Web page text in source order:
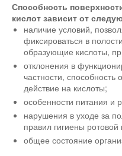
Способность
кислот зависит от
наличие условий,
фиксироваться в
образующие кислоты,
отклонения в
частности,
действие на кислоты;
особенности питания и
нарушения в уходе за
правил гигиены ротовой
общее состояние